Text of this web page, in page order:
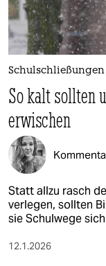
So kalt sollten
erwischen
Statt allzu rasch
verlegen, sollten
sie Schulwege
12.1.2026